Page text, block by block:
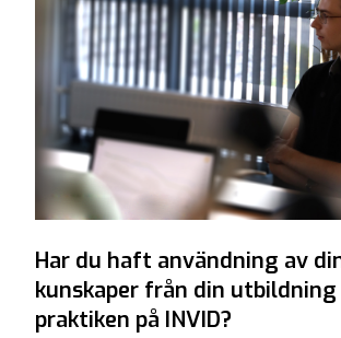
Har du haft användning av
kunskaper från din
praktiken på INVID?